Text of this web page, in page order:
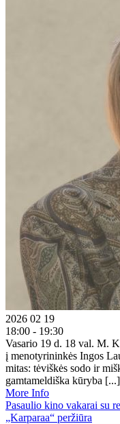
2026 02 19
18:00 - 19:30
Vasario 19 d. 18 val. M.
į menotyrininkės Ingos
mitas: tėviškės sodo ir
gamtameldiška kūryba [...]
More Info
Pasaulio kino vakarai su
„Karparaa“ peržiūra